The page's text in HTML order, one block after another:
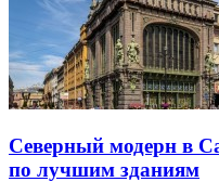
Северный модерн в
по лучшим зданиям